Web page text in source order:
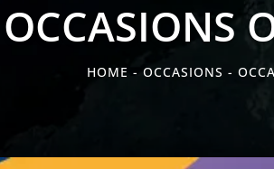
HOME - OCCASIONS -